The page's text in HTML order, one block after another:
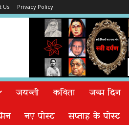
Us Privacy Policy
जयन्ती कविता जन्म दिन
नए पोस्ट सप्ताह के पोस्ट